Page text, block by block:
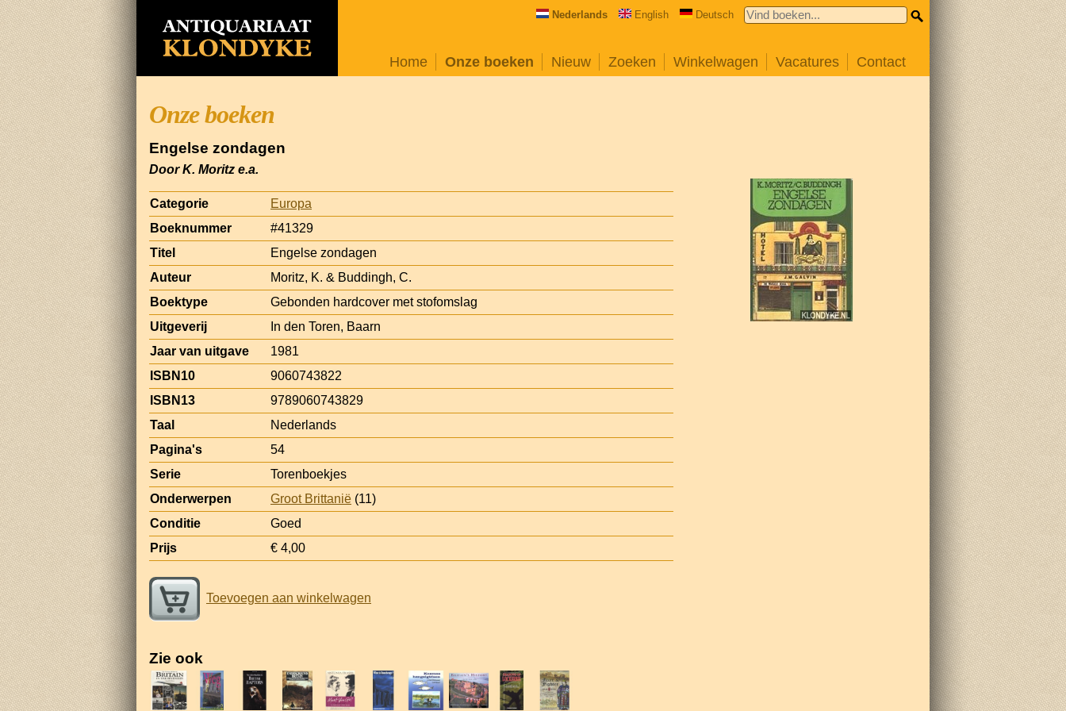
Nederlands English Deutsch
Home Onze boeken Nieuw Zoeken Winkelwagen Vacatures Contact
Onze boeken
Engelse zondagen
Door K. Moritz e.a.
Categorie
Europa
Boeknummer
#41329
Titel
Engelse zondagen
Auteur
Moritz, K. & Buddingh, C.
Boektype
Gebonden hardcover met stofomslag
Uitgeverij
In den Toren, Baarn
Jaar van uitgave
1981
ISBN10
9060743822
ISBN13
9789060743829
Taal
Nederlands
Pagina's
54
Serie
Torenboekjes
Onderwerpen
Groot Brittanië (11)
Conditie
Goed
Prijs
€ 4,00
Toevoegen aan winkelwagen
Zie ook